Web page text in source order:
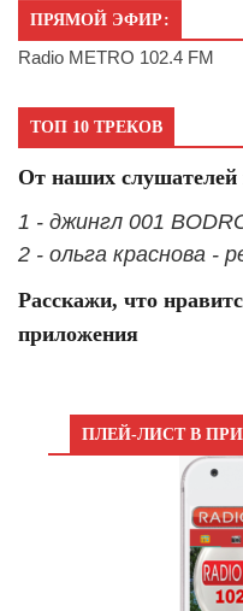
ПРЯМОЙ ЭФИР:
Radio METRO 102.4 FM
ТОП 10 ТРЕКОВ
От наших слушателей
1 - джингл 001
2 - ольга краснова -
Расскажи, что
приложения
ПЛЕЙ-ЛИСТ В